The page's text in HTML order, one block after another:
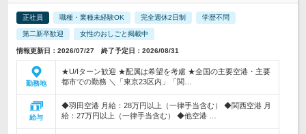
正社員 職種・業種未経験OK 完全週休2日制 学歴不問
第二新卒歓迎 女性のおしごと掲載中
情報更新日：2026/07/27 終了予定日：2026/08/31
勤務地
★U/Iターン歓迎 ★配属は希望を考慮 ★全国の主要空港・主要
都市での勤務 ＼「東京23区内」「関…
給与
◆羽田空港 月給：28万円以上（一律手当含む） ◆関西空港 月
給：27万円以上（一律手当含む） ◆他空港 …